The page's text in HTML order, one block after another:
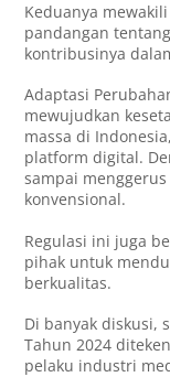
Keduanya
pandangan
kontribusinya
Adaptasi
mewujudkan
massa di
platform digital.
sampai
konvensional.
Regulasi ini juga
pihak untuk
berkualitas.
Di banyak diskusi,
Tahun 2024
pelaku industri